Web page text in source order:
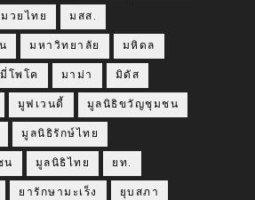
มวยไทย มสส.
มหาวิทยาลัย มหิดล
โพโค มาม่า มิดัส
มูฟเวนดี้ มูลนิธิขวัญชุมชน
มูลนิธิรักษ์ไทย
น มูลนิธิไทย ยท.
ยารักษามะเร็ง ยุบสภา